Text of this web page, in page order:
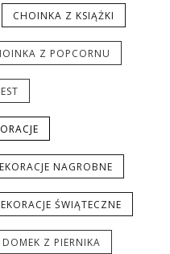
CHOINKA Z KSIĄŻKI
Z POPCORNU
NAGROBNE
ŚWIĄTECZNE
DOMEK Z PIERNIKA